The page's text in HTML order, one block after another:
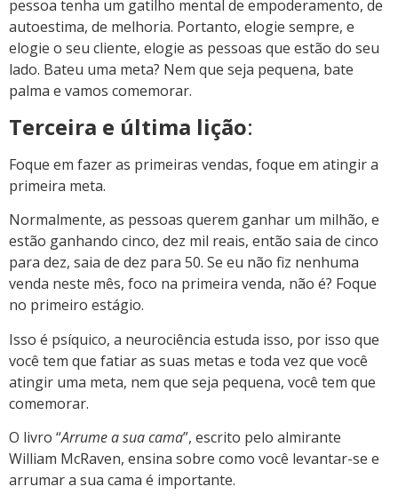
pessoa tenha um gatilho mental de empoderamento, de
autoestima, de melhoria. Portanto, elogie sempre, e
elogie o seu cliente, elogie as pessoas que estão do seu
lado. Bateu uma meta? Nem que seja pequena, bate
palma e vamos comemorar.
Terceira e última lição:
Foque em fazer as primeiras vendas, foque em atingir a
primeira meta.
Normalmente, as pessoas querem ganhar um milhão, e
estão ganhando cinco, dez mil reais, então saia de cinco
para dez, saia de dez para 50. Se eu não fiz nenhuma
venda neste mês, foco na primeira venda, não é? Foque
no primeiro estágio.
Isso é psíquico, a neurociência estuda isso, por isso que
você tem que fatiar as suas metas e toda vez que você
atingir uma meta, nem que seja pequena, você tem que
comemorar.
O livro “Arrume a sua cama”, escrito pelo almirante
William McRaven, ensina sobre como você levantar-se e
arrumar a sua cama é importante.